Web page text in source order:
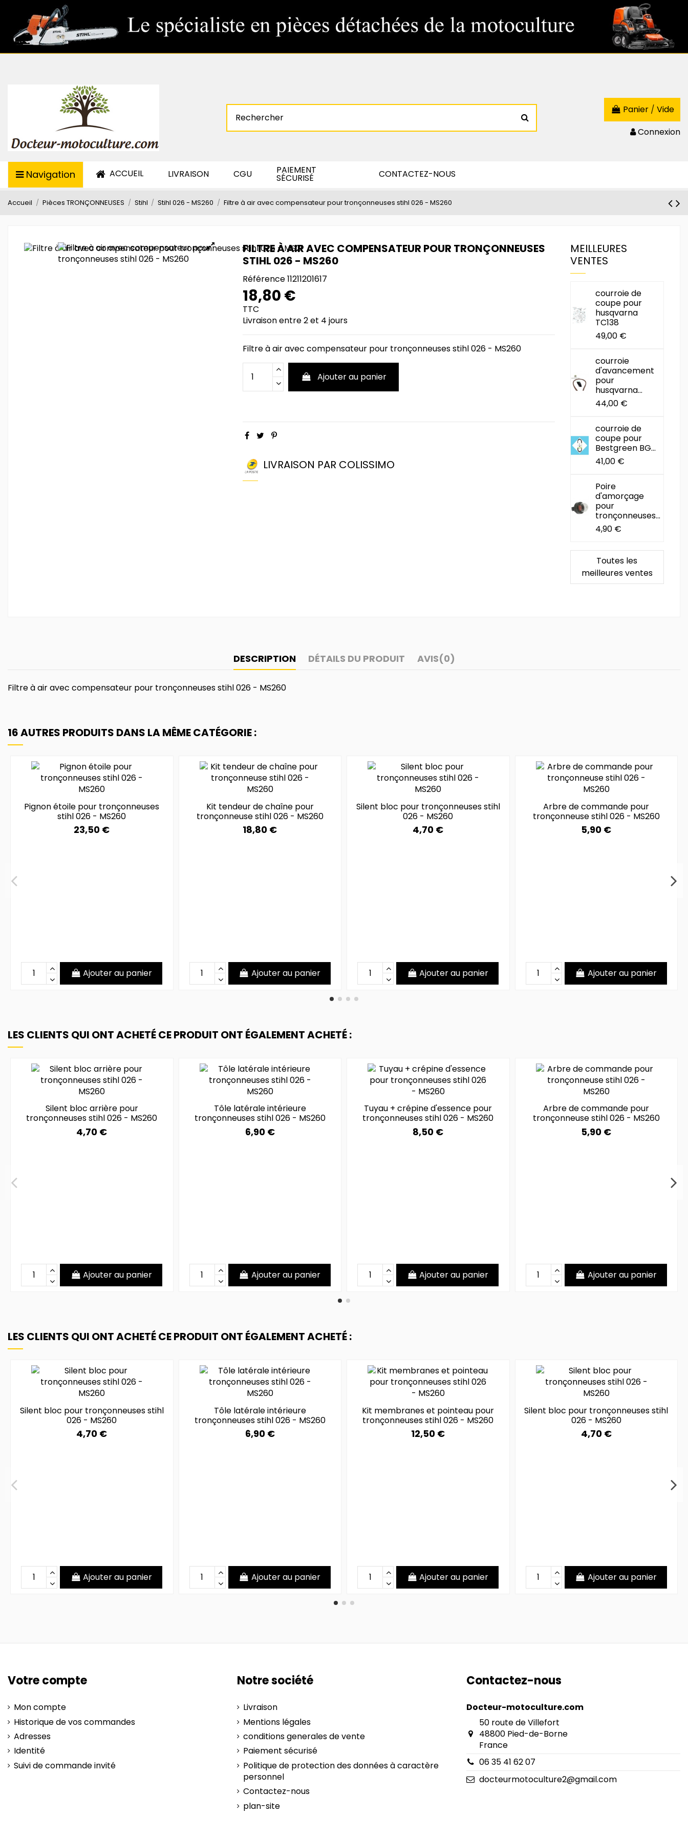
Panier / Vide
Connexion
Navigation ACCUEIL LIVRAISON CGU PAIEMENT
SÉCURISÉ CONTACTEZ-NOUS
Accueil Pièces TRONÇONNEUSES Stihl Stihl 026 - MS260 Filtre à air avec compensateur pour tronçonneuses stihl 026 - MS260
FILTRE À AIR AVEC COMPENSATEUR POUR TRONÇONNEUSES
STIHL 026 - MS260
Référence11211201617
18,80 €
TTC
Livraison entre 2 et 4 jours
Filtre à air avec compensateur pour tronçonneuses stihl 026 - MS260
Ajouter au panier
LIVRAISON PAR COLISSIMO
MEILLEURES
VENTES
courroie de
coupe pour
husqvarna
TC138
49,00 €
courroie
d'avancement
pour
husqvarna...
44,00 €
courroie de
coupe pour
Bestgreen BG...
41,00 €
Poire
d'amorçage
pour
tronçonneuses...
4,90 €
Toutes les
meilleures ventes
DESCRIPTION DÉTAILS DU PRODUIT AVIS(0)
Filtre à air avec compensateur pour tronçonneuses stihl 026 - MS260
16 AUTRES PRODUITS DANS LA MÊME CATÉGORIE :
Pignon étoile pour tronçonneuses
stihl 026 - MS260
23,50 €
Ajouter au panier
Kit tendeur de chaîne pour
tronçonneuse stihl 026 - MS260
18,80 €
Ajouter au panier
Silent bloc pour tronçonneuses stihl
026 - MS260
4,70 €
Ajouter au panier
Arbre de commande pour
tronçonneuse stihl 026 - MS260
5,90 €
Ajouter au panier
LES CLIENTS QUI ONT ACHETÉ CE PRODUIT ONT ÉGALEMENT ACHETÉ :
Silent bloc arrière pour
tronçonneuses stihl 026 - MS260
4,70 €
Ajouter au panier
Tôle latérale intérieure
tronçonneuses stihl 026 - MS260
6,90 €
Ajouter au panier
Tuyau + crépine d'essence pour
tronçonneuses stihl 026 - MS260
8,50 €
Ajouter au panier
Arbre de commande pour
tronçonneuse stihl 026 - MS260
5,90 €
Ajouter au panier
LES CLIENTS QUI ONT ACHETÉ CE PRODUIT ONT ÉGALEMENT ACHETÉ :
Silent bloc pour tronçonneuses stihl
026 - MS260
4,70 €
Ajouter au panier
Tôle latérale intérieure
tronçonneuses stihl 026 - MS260
6,90 €
Ajouter au panier
Kit membranes et pointeau pour
tronçonneuses stihl 026 - MS260
12,50 €
Ajouter au panier
Silent bloc pour tronçonneuses stihl
026 - MS260
4,70 €
Ajouter au panier
Votre compte
Mon compte
Historique de vos commandes
Adresses
Identité
Suivi de commande invité
Notre société
Livraison
Mentions légales
conditions generales de vente
Paiement sécurisé
Politique de protection des données à caractère
personnel
Contactez-nous
plan-site
Contactez-nous
Docteur-motoculture.com
50 route de Villefort
48800 Pied-de-Borne
France
06 35 41 62 07
docteurmotoculture2@gmail.com